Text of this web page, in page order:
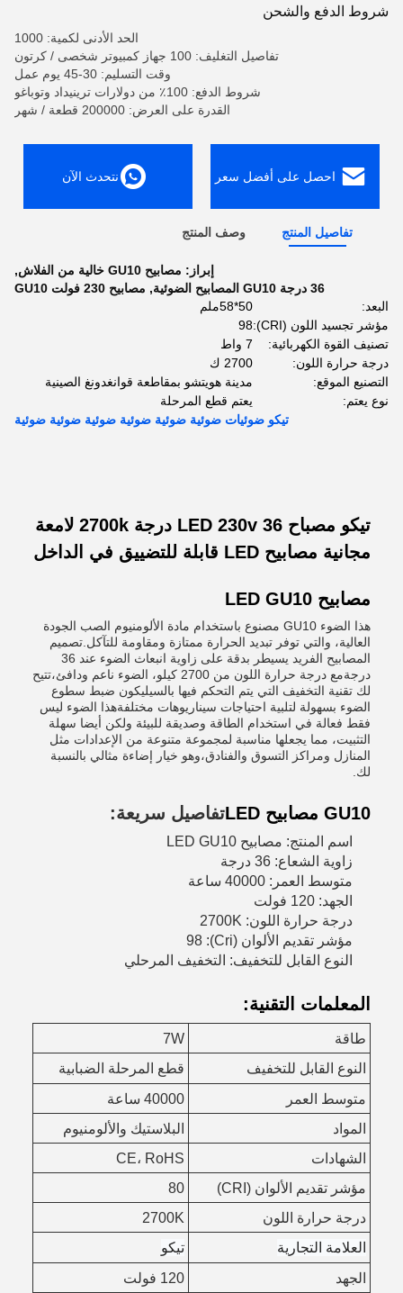
شروط الدفع والشحن
الحد الأدنى لكمية: 1000
تفاصيل التغليف: 100 جهاز كمبيوتر شخصى / كرتون
وقت التسليم: 30-45 يوم عمل
شروط الدفع: 100٪ من دولارات ترينيداد وتوباغو
القدرة على العرض: 200000 قطعة / شهر
احصل على أفضل سعر نتحدث الآن
تفاصيل المنتج وصف المنتج
إبراز: مصابيح GU10 خالية من الفلاش
,
36 درجة GU10 المصابيح الضوئية
, مصابيح 230 فولت GU10
البعد:
50*58ملم
مؤشر تجسيد اللون (CRI):
98
تصنيف القوة الكهربائية:
7 واط
درجة حرارة اللون:
2700 ك
التصنيع الموقع:
مدينة هويتشو بمقاطعة قوانغدونغ الصينية
نوع يعتم:
يعتم قطع المرحلة
تيكو ضوئيات ضوئية ضوئية ضوئية ضوئية ضوئية ضوئية
تيكو مصباح LED 230v 36 درجة 2700k لامعة
مجانية مصابيح LED قابلة للتضييق في الداخل
مصابيح LED GU10
هذا الضوء GU10 مصنوع باستخدام مادة الألومنيوم الصب الجودة
العالية، والتي توفر تبديد الحرارة ممتازة ومقاومة للتآكل.تصميم
المصابيح الفريد يسيطر بدقة على زاوية انبعاث الضوء عند 36
درجةمع درجة حرارة اللون من 2700 كيلو، الضوء ناعم ودافئ،تتيح
لك تقنية التخفيف التي يتم التحكم فيها بالسيليكون ضبط سطوع
الضوء بسهولة لتلبية احتياجات سيناريوهات مختلفةهذا الضوء ليس
فقط فعالة في استخدام الطاقة وصديقة للبيئة ولكن أيضا سهلة
التثبيت، مما يجعلها مناسبة لمجموعة متنوعة من الإعدادات مثل
المنازل ومراكز التسوق والفنادق،وهو خيار إضاءة مثالي بالنسبة
لك.
GU10 مصابيح LED تفاصيل سريعة:
اسم المنتج: مصابيح LED GU10
زاوية الشعاع: 36 درجة
متوسط العمر: 40000 ساعة
الجهد: 120 فولت
درجة حرارة اللون: 2700K
مؤشر تقديم الألوان (Cri): 98
النوع القابل للتخفيف: التخفيف المرحلي
المعلمات التقنية:
طاقة 7W
النوع القابل للتخفيف قطع المرحلة الضبابية
متوسط العمر
40000 ساعة
المواد
البلاستيك والألومنيوم
الشهادات
CE، RoHS
مؤشر تقديم الألوان (CRI)
80
درجة حرارة اللون
2700K
العلامة التجارية تيكو
الجهد 120 فولت